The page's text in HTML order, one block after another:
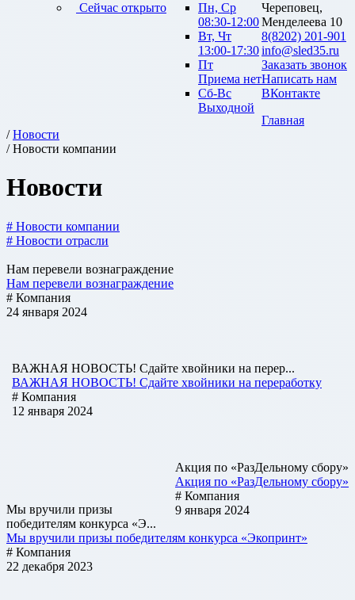
Сейчас открыто
Пн, Ср
08:30-12:00
Вт, Чт
13:00-17:30
Пт
Приема нет
Сб-Вс
Выходной
Череповец,
Менделеева 10
8(8202) 201-901
info@sled35.ru
Заказать звонок
Написать нам
ВКонтакте
Главная
/Новости
/ Новости компании
Новости
# Новости компании
# Новости отрасли
Нам перевели вознаграждение
Нам перевели вознаграждение
# Компания
24 января 2024
ВАЖНАЯ НОВОСТЬ! Сдайте хвойники на перер...
ВАЖНАЯ НОВОСТЬ! Сдайте хвойники на переработку
# Компания
12 января 2024
Акция по «РазДельному сбору»
Акция по «РазДельному сбору»
# Компания
9 января 2024
Мы вручили призы
победителям конкурса «Э...
Мы вручили призы победителям конкурса «Экопринт»
# Компания
22 декабря 2023